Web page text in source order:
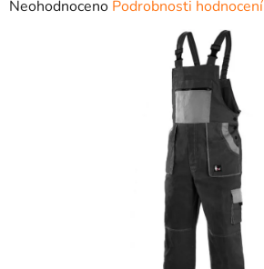
Průměrné
Neohodnoceno Podrobnosti hodnocení